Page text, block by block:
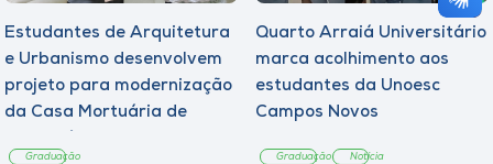
Estudantes de Arquitetura
e Urbanismo desenvolvem
projeto para modernização
da Casa Mortuária de
Graduação
Quarto Arraiá Universitário
marca acolhimento aos
estudantes da Unoesc
Campos Novos
Graduação Notícia